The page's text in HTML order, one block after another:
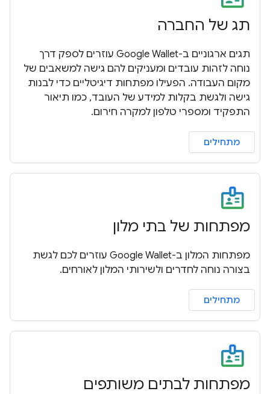
תג של החברה
תגים ארגוניים ב-Google Wallet עוזרים לספק דרך
נוחה לזהות עובדים ומעניקים להם גישה למשאבים של
מקום העבודה. הפעילו מפתחות דיגיטליים כדי לבנות
גישה ולגשת בקלות למידע של העובד, כמו תיאור
התפקיד ומספרי טלפון למקרה חירום.
מתחילים
מפתחות של בתי מלון
מפתחות המלון ב-Google Wallet עוזרים לכם לגשת
בצורה נוחה לחדרים ולשירותי המלון לאורחים.
מתחילים
מפתחות לבתים משותפים